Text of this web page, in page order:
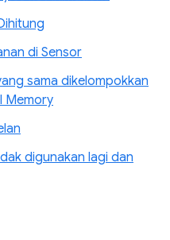
di Sensor
sama dikelompokkan
Memory
digunakan lagi dan